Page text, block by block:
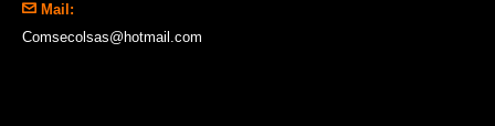
Mail:
Comsecolsas@hotmail.com